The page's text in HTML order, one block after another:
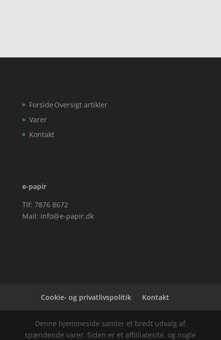
Forside
Varer
Kontakt
Oversigt artikler
e-papir
Tlf: 7876 8672
Mail: info@e-papir.dk
Cookie- og privatlivspolitik Kontakt
Denne hjemmeside samler et bredt udvalg af
spændende varer. Siden er et affiiliatesite, og nogle